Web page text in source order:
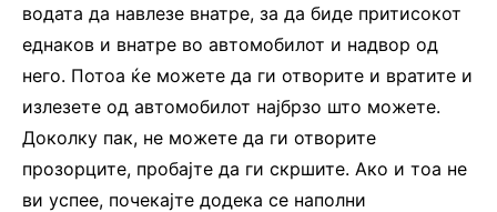
водата да навлезе внатре, за да биде притисокот
еднаков и внатре во автомобилот и надвор од
него. Потоа ќе можете да ги отворите и вратите и
излезете од автомобилот најбрзо што можете.
Доколку пак, не можете да ги отворите
прозорците, пробајте да ги скршите. Ако и тоа не
ви успее, почекајте додека се наполни